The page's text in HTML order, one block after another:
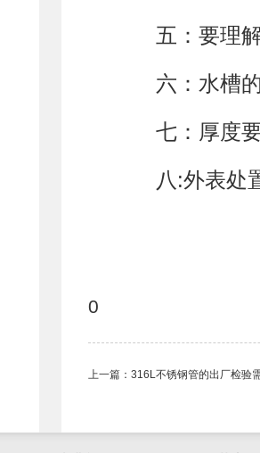
五：要理解
六：水槽的
七：厚度
八:外表处置
0
上一篇： 316L不锈钢管的出厂检验